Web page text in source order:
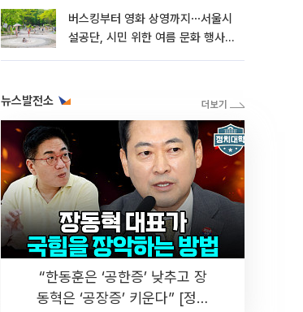
버스킹부터 영화 상영까지⋯서울시
설공단, 시민 위한 여름 문화 행사
뉴스발전소
“한동훈은 ‘공한증’ 낮추고 장
동혁은 ‘공장증’ 키운다” [정치